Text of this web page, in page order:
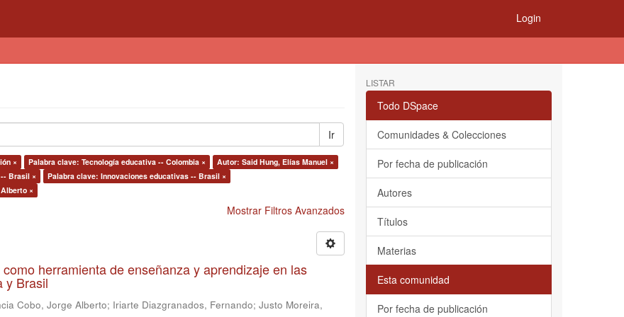
Login
Ir
× Palabra clave: Tecnología educativa -- Colombia ×
Autor: Said Hung, Elías Manuel ×
Brasil ×
Palabra clave: Innovaciones educativas -- Brasil ×
×
Mostrar Filtros Avanzados
herramienta de enseñanza y aprendizaje en las
y Brasil
Cobo, Jorge Alberto; Iriarte Diazgranados, Fernando; Justo Moreira,
LISTAR
Todo DSpace
Comunidades & Colecciones
Por fecha de publicación
Autores
Títulos
Materias
Esta comunidad
Por fecha de publicación